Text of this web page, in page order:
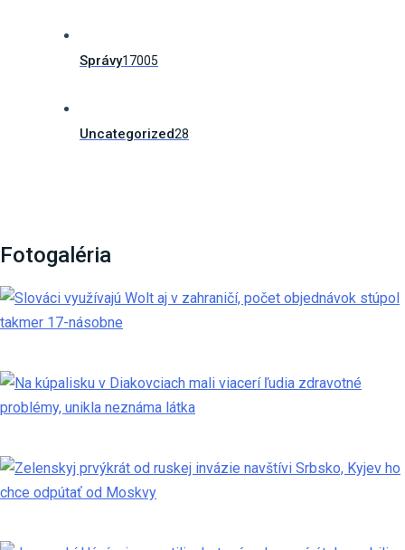
Správy17005
Uncategorized28
Fotogaléria